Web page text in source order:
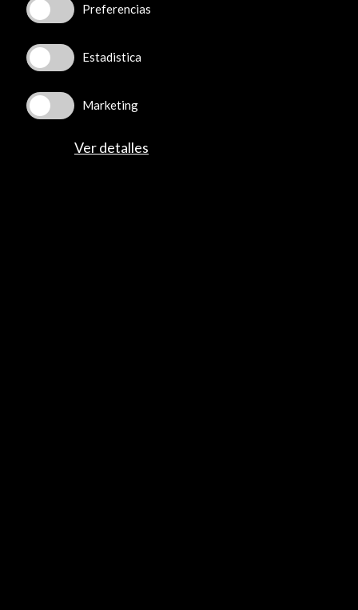
Preferencias
Estadistica
Marketing
Ver detalles